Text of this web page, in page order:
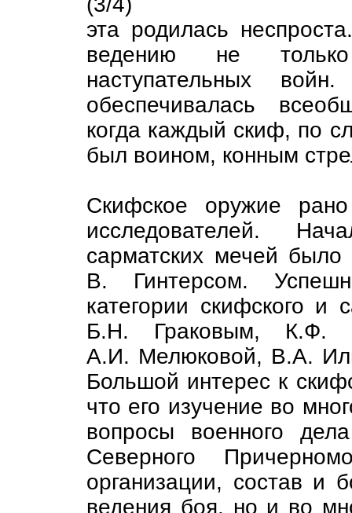
эта родилась
ведению не
наступательных
обеспечивалась
когда каждый скиф, по
был воином, конным
Скифское оружие
исследователей.
сарматских мечей
В. Гинтерсом.
категории скифского и
Б.Н. Граковым, К.Ф.
А.И. Мелюковой, В.А.
Большой интерес к
что его изучение во
вопросы военного
Северного
организации, состав и
ведения боя, но и во